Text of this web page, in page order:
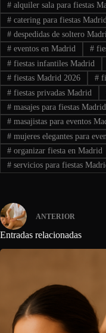
#alquiler sala para fiestas
#catering para fiestas Madrid
#despedidas de soltero
#eventos en Madrid #
#fiestas infantiles Madrid
#fiestas Madrid 2026 #
#fiestas privadas Madrid
#masajes para fiestas Madrid
#masajistas para eventos
#mujeres elegantes para
#organizar fiesta en Madrid
#servicios para fiestas
ANTERIOR
Entradas relacionadas